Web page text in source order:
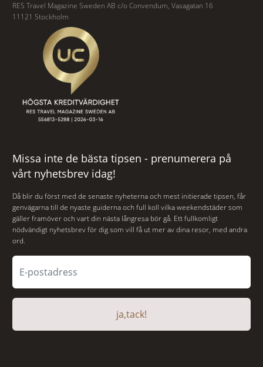
RES Travel Magazine Sweden AB c/o Convendum, Vasagatan 16
11121 Stockholm
Missa inte de bästa tipsen - prenumerera på
vårt nyhetsbrev idag!
Då blir du först med de senaste nyheterna och mest initierade tipsen, får
genvägarna till de nyaste guiderna och full koll vilka weekendstäder som
gäller framöver och vart din nästa långresa bör gå. Ett fullkomligt
nödvändigt nyhetsbrev för dig som vill få ut mer av dina resor, med andra
ord.
ja,tack!